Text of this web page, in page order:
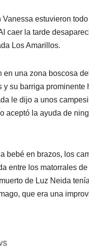
estuvieron
caer la tarde
Los Amarillos.
una zona boscosa
su barriga
le dijo a unos
aceptó la ayuda de
bebé en brazos, los
entre los matorrales
de Luz Neida
que era una